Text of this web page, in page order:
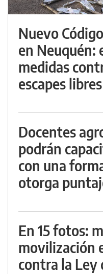
Nuevo
en Neuquén:
medidas
escapes libres
Docentes
podrán
con una
otorga
En 15 fotos:
movilización
contra la Ley